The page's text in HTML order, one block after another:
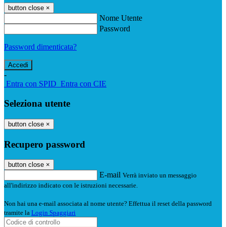
button close ×
Nome Utente
Password
Password dimenticata?
-
Entra con SPID Entra con CIE
Seleziona utente
button close ×
Recupero password
button close ×
E-mail Verrà inviato un messaggio
all'indirizzo indicato con le istruzioni necessarie.
Non hai una e-mail associata al nome utente? Effettua il reset della password
tramite la Login Spaggiari